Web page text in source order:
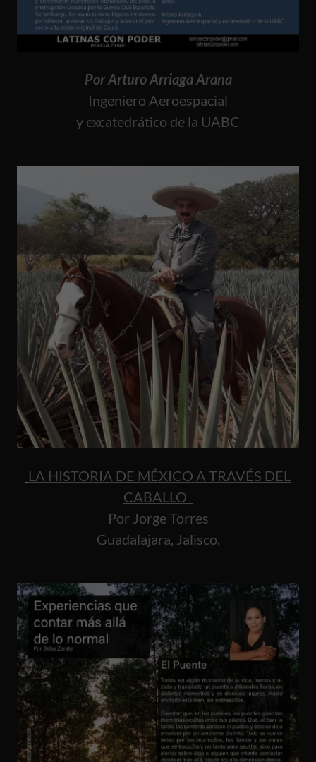
Por Arturo Arriaga Arana
Ingeniero Aeroespacial
y excatedrático de la UABC
LA HISTORIA DE MÉXICO A TRAVÉS DEL
CABALLO
Por Jorge Torres
Guadalajara, Jalisco.